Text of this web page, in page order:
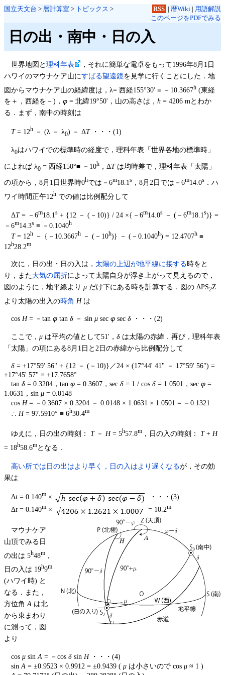
国立天文台 > 暦計算室 > トピックス > RSS | 暦Wiki | 用語解説
このページをPDFでみる
日の出・南中・日の入
世界地図と理科年表
，それに簡単な電卓をもって1996年8月1日
ハワイのマウナケア山にすばる望遠鏡を見学に行くことにした．地
図からマウナケア山の経緯度は，λ= 西経155°30' ≡ －10.3667h (東経
を＋，西経を－)， φ = 北緯19°50'，山の高さは， h = 4206 mとわか
る．まず，南中の時刻は
T= 12h － (λ － λ0) － ΔT・・・(1)
λ0はハワイでの標準時の経度で，理科年表「世界各地の標準時」
によれば λ0 = 西経150°≡ －10h ，ΔTは均時差で，理科年表「太陽」
の項から，8月1日世界時0hでは－6m18.1s ，8月2日では－6m14.0s ．ハ
ワイ時間正午12 h での値は比例配分して
ΔT= －6m18.1s + {12 － (－10)} / 24 ×{－6m14.0s － (－6m18.1s)} =
－6m14.3s ≡ －0.1040h
T= 12h － {－10.3667h － (－10h)} － (－0.1040h) = 12.4707h ≡
12h28.2m
次に，日の出・日の入は， 太陽の上辺が地平線に接する時をと
り，また大気の屈折によって太陽自身が浮き上がって見えるので，
図のように，地平線より μ だけ下にある時を計算する．図の ΔPS2Z
より太陽の出入の時角 Hは
cos H= －tan φ tan δ － sin μ sec φ sec δ ・・・(2)
ここで，μ は平均の値として51'，δ は太陽の赤緯．再び，理科年表
「太陽」の項にある8月1日と2日の赤緯から比例配分して
δ = +17°59' 56" + {12 － (－10)}／24 × (17°44' 41" － 17°59' 56") =
+17°45' 57" ≡ +17.7658°
tan δ = 0.3204，tan φ = 0.3607，sec δ ≡ 1 / cos δ = 1.0501，sec φ =
1.0631，sin μ = 0.0148
cos H= －0.3607 × 0.3204 － 0.0148 × 1.0631 × 1.0501 = －0.1321
∴ H= 97.5910° ≡ 6h30.4m
ゆえに，日の出の時刻： T－ H= 5h57.8m ，日の入の時刻： T+ H
= 18h58.6mとなる．
高い所では日の出はより早く，日の入はより遅くなるが，その効
果は
Δt = 0.140m ×
・・・(3)
Δt = 0.140m × = 10.2m
マウナケア
山頂でみる日
の出は 5h48m ，
日の入は 19h9m
(ハワイ時) と
なる．また，
方位角 A は北
から東まわり
に測って，図
より
cos μ sin A = －cos δ sin H・・・(4)
sin A = ±0.9523 × 0.9912 = ±0.9439 ( μ は小さいので cos μ ≈ 1 )